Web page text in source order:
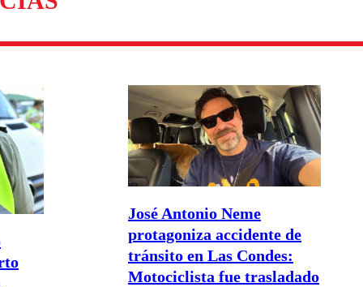
José Antonio Neme
protagoniza accidente de
tránsito en Las Condes:
Motociclista fue trasladado